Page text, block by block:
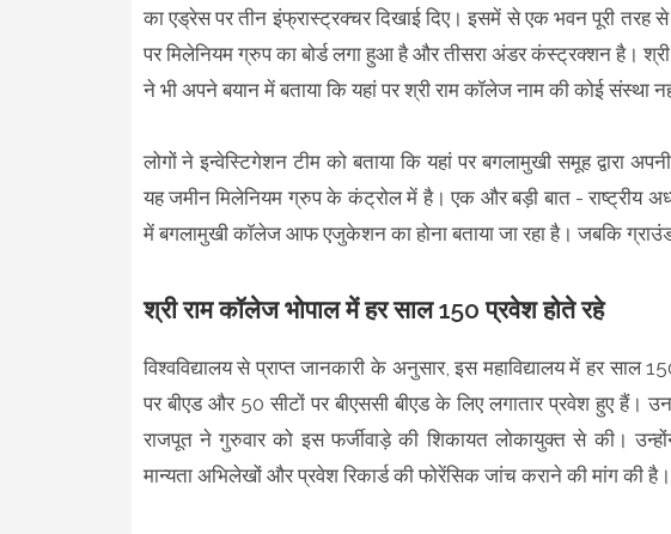
का एड्रेस पर तीन इंफ्रास्ट्रक्चर दिखाई दिए। इसमें से एक भवन पूरी तरह
पर मिलेनियम ग्रुप का बोर्ड लगा हुआ है और तीसरा अंडर कंस्ट्रक्शन है।
ने भी अपने बयान में बताया कि यहां पर श्री राम कॉलेज नाम की कोई संस्था
लोगों ने इन्वेस्टिगेशन टीम को बताया कि यहां पर बगलामुखी समूह द्वारा
यह जमीन मिलेनियम ग्रुप के कंट्रोल में है। एक और बड़ी बात - राष्ट्रीय
में बगलामुखी कॉलेज आफ एजुकेशन का होना बताया जा रहा है। जबकि
श्री राम कॉलेज भोपाल में हर साल 150 प्रवेश होते रहे
विश्वविद्यालय से प्राप्त जानकारी के अनुसार, इस महाविद्यालय में हर साल
पर बीएड और 50 सीटों पर बीएससी बीएड के लिए लगातार प्रवेश हुए हैं।
राजपूत ने गुरुवार को इस फर्जीवाड़े की शिकायत लोकायुक्त से की।
मान्यता अभिलेखों और प्रवेश रिकार्ड की फोरेंसिक जांच कराने की मांग की है।